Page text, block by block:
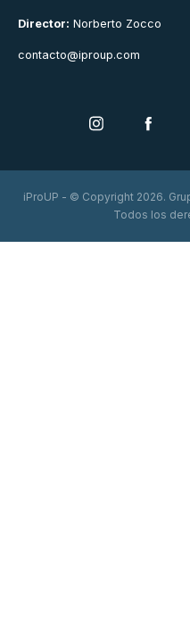
Director: Norberto Zocco
contacto@iproup.com
iProUP - © Copyright 2026.
Todos los